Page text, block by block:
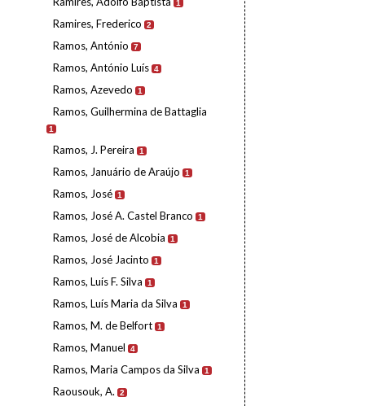
1
Ramires, Frederico 2
Ramos, António 7
Ramos, António Luís 4
Ramos, Azevedo 1
Ramos, Guilhermina de Battaglia
1
Ramos, J. Pereira 1
Ramos, Januário de Araújo 1
Ramos, José 1
Ramos, José A. Castel Branco 1
Ramos, José de Alcobia 1
Ramos, José Jacinto 1
Ramos, Luís F. Silva 1
Ramos, Luís Maria da Silva 1
Ramos, M. de Belfort 1
Ramos, Manuel 4
Ramos, Maria Campos da Silva 1
Raousouk, A. 2